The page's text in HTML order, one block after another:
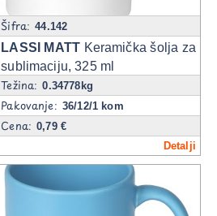
Šifra:44.142
LASSI MATT Keramička šolja za
sublimaciju, 325 ml
Težina:0.34778kg
Pakovanje: 36/12/1 kom
Cena:0,79 €
Detalji